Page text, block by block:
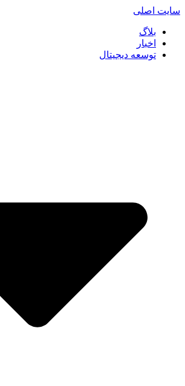
سایت اصلی
بلاگ
اخبار
توسعه دیجیتال